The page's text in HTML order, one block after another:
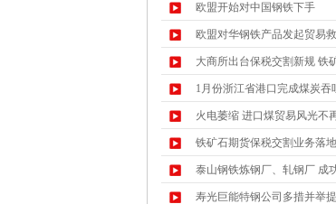
欧盟开始对中国钢铁下手
欧盟对华钢铁产品发起贸易
大商所出台保税交割新规 铁
1月份浙江省港口完成煤炭吞
火电萎缩 进口煤贸易风光不
铁矿石期货保税交割业务落地
泰山钢铁炼钢厂、轧钢厂 成
寿光巨能特钢公司多措并举